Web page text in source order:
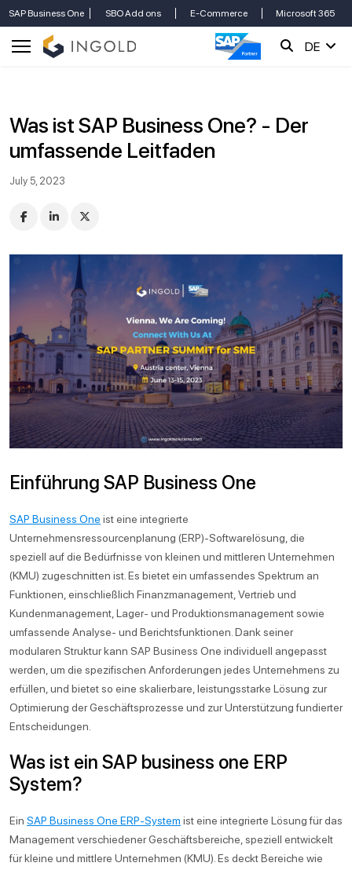
SAP Business One SBO Add ons E-Commerce Microsoft 365
DE
Was ist SAP Business One? - Der
umfassende Leitfaden
July 5, 2023
Einführung SAP Business One
SAP Business One ist eine integrierte
Unternehmensressourcenplanung (ERP)-Softwarelösung, die
speziell auf die Bedürfnisse von kleinen und mittleren Unternehmen
(KMU) zugeschnitten ist. Es bietet ein umfassendes Spektrum an
Funktionen, einschließlich Finanzmanagement, Vertrieb und
Kundenmanagement, Lager- und Produktionsmanagement sowie
umfassende Analyse- und Berichtsfunktionen. Dank seiner
modularen Struktur kann SAP Business One individuell angepasst
werden, um die spezifischen Anforderungen jedes Unternehmens zu
erfüllen, und bietet so eine skalierbare, leistungsstarke Lösung zur
Optimierung der Geschäftsprozesse und zur Unterstützung fundierter
Entscheidungen.
Was ist ein SAP business one ERP
System?
Ein SAP Business One ERP-System ist eine integrierte Lösung für das
Management verschiedener Geschäftsbereiche, speziell entwickelt
für kleine und mittlere Unternehmen (KMU). Es deckt Bereiche wie